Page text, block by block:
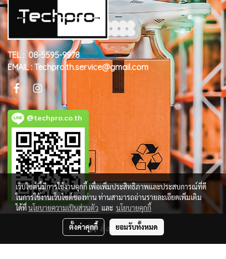
สั่งซื้อสินค้า
TEL : 08-5595-9978
EMAIL : Techpro.th.service@gmail.com
@techpro.co.th
© Copyright 2018 All Rights Reserved. MakeWebEasy.com
เว็บไซต์นี้มีการใช้งานคุกกี้ เพื่อเพิ่มประสิทธิภาพและประสบการณ์ที่ดี
ในการใช้งานเว็บไซต์ของท่าน ท่านสามารถอ่านรายละเอียดเพิ่มเติม
ได้ที่นโยบายความเป็นส่วนตัว และ นโยบายคุกกี้
ตั้งค่าคุกกี้ ยอมรับทั้งหมด